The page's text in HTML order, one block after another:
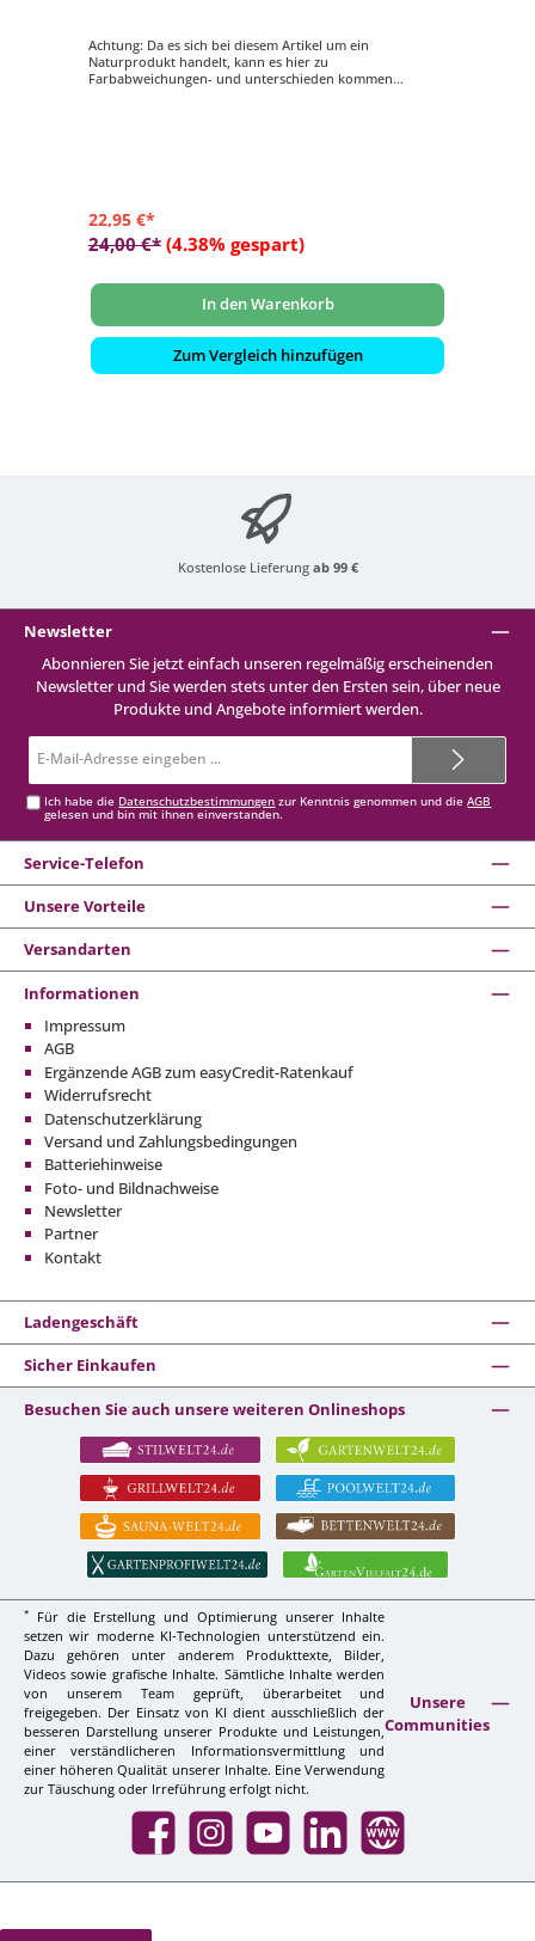
Achtung: Da es sich bei diesem Artikel um ein
Naturprodukt handelt, kann es hier zu
Farbabweichungen- und unterschieden kommen
22,95 €*
24,00 €* (4.38% gespart)
In den Warenkorb
Zum Vergleich hinzufügen
Kostenlose Lieferung ab 99 €
Newsletter
Abonnieren Sie jetzt einfach unseren regelmäßig erscheinenden
Newsletter und Sie werden stets unter den Ersten sein, über neue
Produkte und Angebote informiert werden.
Mail-
Ich habe die Datenschutzbestimmungen zur Kenntnis genommen und dieAGB
gelesen und bin mit ihnen einverstanden.
Service-Telefon
Unsere Vorteile
Versandarten
Informationen
Impressum
AGB
Ergänzende AGB zum easyCredit-Ratenkauf
Widerrufsrecht
Datenschutzerklärung
Versand und Zahlungsbedingungen
Batteriehinweise
Foto- und Bildnachweise
Newsletter
Partner
Kontakt
Ladengeschäft
Sicher Einkaufen
Besuchen Sie auch unsere weiteren Onlineshops
*
Für die Erstellung und Optimierung unserer Inhalte
setzen wir moderne KI-Technologien unterstützend ein.
Dazu gehören unter anderem Produkttexte, Bilder,
Videos sowie grafische Inhalte. Sämtliche Inhalte werden
von unserem Team geprüft, überarbeitet und
freigegeben. Der Einsatz von KI dient ausschließlich der
besseren Darstellung unserer Produkte und Leistungen,
einer verständlicheren Informationsvermittlung und
einer höheren Qualität unserer Inhalte. Eine Verwendung
zur Täuschung oder Irreführung erfolgt nicht.
Unsere
Communities
Facebook InstagramYouTube LinkedIn Website